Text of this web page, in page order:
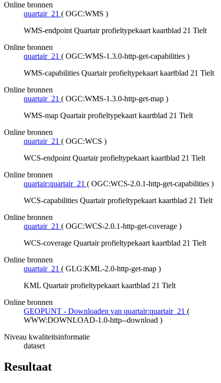
Online bronnen
quartair_21 ( OGC:WMS )
WMS-endpoint Quartair profieltypekaart kaartblad 21 Tielt
Online bronnen
quartair_21 ( OGC:WMS-1.3.0-http-get-capabilities )
WMS-capabilities Quartair profieltypekaart kaartblad 21 Tielt
Online bronnen
quartair_21 ( OGC:WMS-1.3.0-http-get-map )
WMS-map Quartair profieltypekaart kaartblad 21 Tielt
Online bronnen
quartair_21 ( OGC:WCS )
WCS-endpoint Quartair profieltypekaart kaartblad 21 Tielt
Online bronnen
quartair:quartair_21 ( OGC:WCS-2.0.1-http-get-capabilities )
WCS-capabilities Quartair profieltypekaart kaartblad 21 Tielt
Online bronnen
quartair_21 ( OGC:WCS-2.0.1-http-get-coverage )
WCS-coverage Quartair profieltypekaart kaartblad 21 Tielt
Online bronnen
quartair_21 ( GLG:KML-2.0-http-get-map )
KML Quartair profieltypekaart kaartblad 21 Tielt
Online bronnen
GEOPUNT - Downloaden van quartair:quartair_21 (
WWW:DOWNLOAD-1.0-http--download )
Niveau kwaliteitsinformatie
dataset
Resultaat